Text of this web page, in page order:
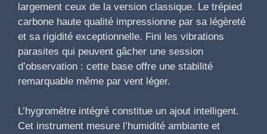
largement ceux de la version classique. Le trépied
carbone haute qualité impressionne par sa légèreté
et sa rigidité exceptionnelle. Fini les vibrations
parasites qui peuvent gâcher une session
d’observation : cette base offre une stabilité
remarquable même par vent léger.
L’hygromètre intégré constitue un ajout intelligent.
Cet instrument mesure l’humidité ambiante et